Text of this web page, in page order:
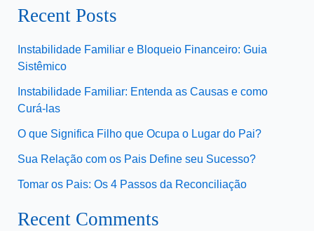
Recent Posts
Instabilidade Familiar e Bloqueio Financeiro: Guia
Sistêmico
Instabilidade Familiar: Entenda as Causas e como
Curá-las
O que Significa Filho que Ocupa o Lugar do Pai?
Sua Relação com os Pais Define seu Sucesso?
Tomar os Pais: Os 4 Passos da Reconciliação
Recent Comments